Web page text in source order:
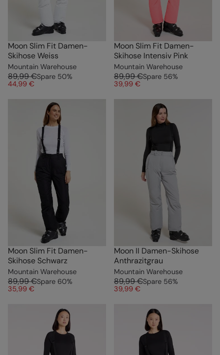
Moon Slim Fit Damen-
Skihose Weiss
Mountain Warehouse
89,99 €Spare 50%
44,99 €
Moon Slim Fit Damen-
Skihose Intensiv Pink
Mountain Warehouse
89,99 €Spare 56%
39,99 €
Moon Slim Fit Damen-
Skihose Schwarz
Mountain Warehouse
89,99 €Spare 60%
35,99 €
Moon II Damen-Skihose
Anthrazitgrau
Mountain Warehouse
89,99 €Spare 56%
39,99 €